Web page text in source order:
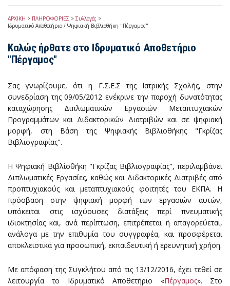
ΑΡΧΙΚΗ > ΠΛΗΡΟΦΟΡΙΕΣ > Συλλογές >
Ιδρυματικό Αποθετήριο / Ψηφιακή Βιβλιοθήκη "Πέργαμος"
Καλώς ήρθατε στο Ιδρυματικό Αποθετήριο
"Πέργαμος"
Σας γνωρίζουμε, ότι η Γ.Σ.Ε.Σ της Ιατρικής Σχολής, στην
συνεδρίαση της 09/05/2012 ενέκρινε την παροχή δυνατότητας
καταχώρησης Διπλωματικών Εργασιών Μεταπτυχιακών
Προγραμμάτων και Διδακτορικών Διατριβών και σε ψηφιακή
μορφή, στη Βάση της Ψηφιακής Βιβλιοθήκης "Γκρίζας
Βιβλιογραφίας".
Η Ψηφιακή Βιβλίοθήκη "Γκρίζας Βιβλιογραφίας", περιλαμβάνει
Διπλωματικές Εργασίες, καθώς και Διδακτορικές Διατριβές από
προπτυχιακούς και μεταπτυχιακούς φοιτητές του ΕΚΠΑ. Η
πρόσβαση στην ψηφιακή μορφή των εργασιών αυτών,
υπόκειται στις ισχύουσες διατάξεις περί πνευματικής
ιδιοκτησίας και, ανά περίπτωση, επιτρέπεται ή απαγορεύεται,
ανάλογα με την επιθυμία του συγγραφέα, και προσφέρεται
αποκλειστικά για προσωπική, εκπαιδευτική ή ερευνητική χρήση.
Με απόφαση της Συγκλήτου από τις 13/12/2016, έχει τεθεί σε
λειτουργία το Ιδρυματικό Αποθετήριο «Πέργαμος». Στο